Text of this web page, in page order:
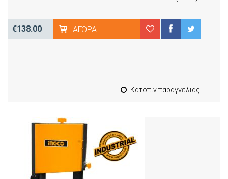
€138.00 ΑΓΟΡΆ
Κατοπιν παραγγελιας από 4 έως 10 εργασιμες